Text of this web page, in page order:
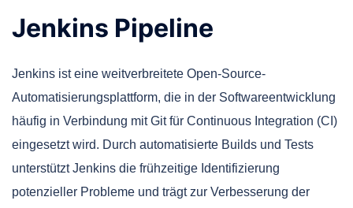
Jenkins Pipeline
Jenkins ist eine weitverbreitete Open-Source-
Automatisierungsplattform, die in der Softwareentwicklung
häufig in Verbindung mit Git für Continuous Integration (CI)
eingesetzt wird. Durch automatisierte Builds und Tests
unterstützt Jenkins die frühzeitige Identifizierung
potenzieller Probleme und trägt zur Verbesserung der